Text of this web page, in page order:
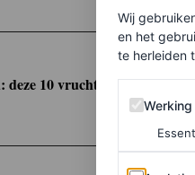
10 vruchten zitten
Wij
en het
te herleiden
Werking
Analytics